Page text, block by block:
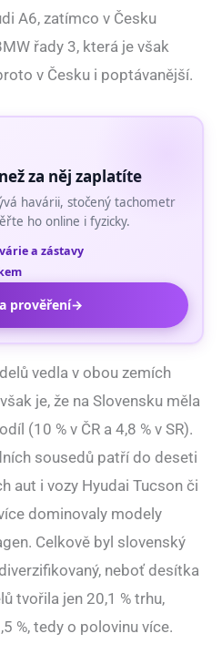
A6, zatímco v Česku
řady 3, která je však
v Česku i poptávanější.
za něj zaplatíte
havárii, stočený tachometr
ho online i fyzicky.
a zástavy
prověření→
vedla v obou zemích
je, že na Slovensku měla
(10 % v ČR a 4,8 % v SR).
sousedů patří do deseti
aut i vozy Hyudai Tucson či
dominovaly modely
Celkově byl slovenský
neboť desítka
tvořila jen 20,1 % trhu,
%, tedy o polovinu více.